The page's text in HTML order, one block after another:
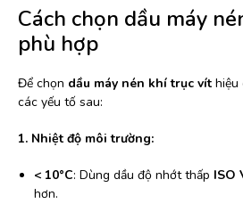
Cách chọn dầu máy
phù hợp
Để chọn dầu máy nén khí trục vít hiệu
các yếu tố sau:
1. Nhiệt độ môi trường:
< 10°C: Dùng dầu độ nhớt thấp ISO
hơn.